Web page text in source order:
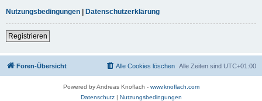
Nutzungsbedingungen | Datenschutzerklärung
Registrieren
Foren-Übersicht Alle Zeiten sind UTC+01:00
Alle Cookies löschen
Powered by Andreas Knoflach - www.knoflach.com
Datenschutz| Nutzungsbedingungen